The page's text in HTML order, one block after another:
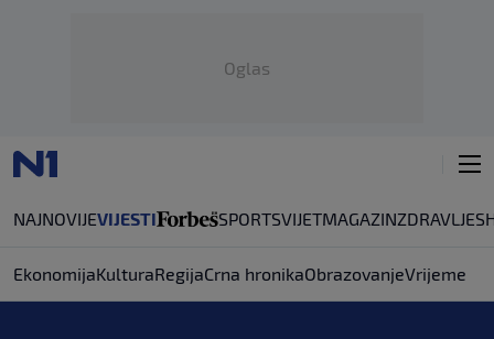
Oglas
NAJNOVIJEVIJESTI SPORTSVIJETMAGAZINZDRAVLJE
EkonomijaKulturaRegijaCrna hronikaObrazovanjeVrijeme